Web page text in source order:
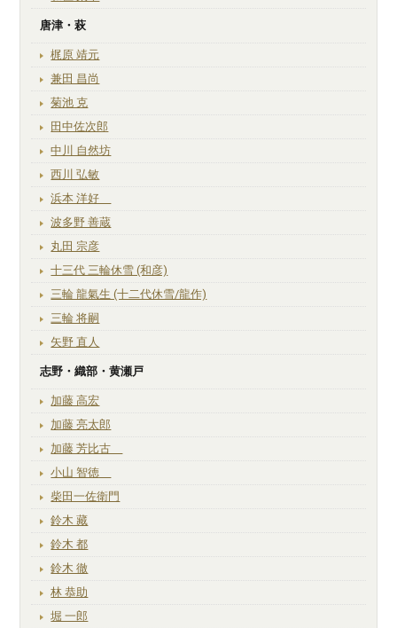
唐津・萩
梶原 靖元
兼田 昌尚
菊池 克
田中佐次郎
中川 自然坊
西川 弘敏
浜本 洋好
波多野 善蔵
丸田 宗彦
十三代 三輪休雪 (和彦)
三輪 龍氣生 (十二代休雪/龍作)
三輪 将嗣
矢野 直人
志野・織部・黄瀬戸
加藤 高宏
加藤 亮太郎
加藤 芳比古
小山 智徳
柴田一佐衛門
鈴木 藏
鈴木 都
鈴木 徹
林 恭助
堀 一郎